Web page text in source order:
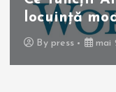
beneficii
By press mai